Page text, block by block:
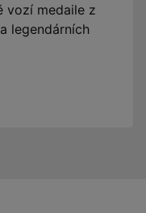
vozí medaile z
legendárních